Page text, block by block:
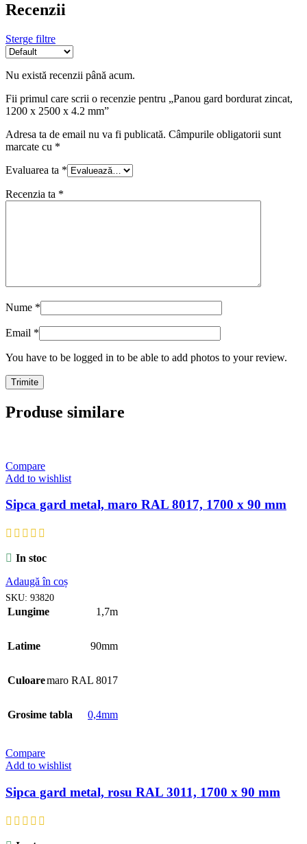
Recenzii
Sterge filtre
Nu există recenzii până acum.
Fii primul care scrii o recenzie pentru „Panou gard bordurat zincat,
1200 x 2500 x 4.2 mm”
Adresa ta de email nu va fi publicată. Câmpurile obligatorii sunt
marcate cu *
Evaluarea ta *
Recenzia ta *
Nume *
Email *
You have to be logged in to be able to add photos to your review.
Produse similare
Compare
Add to wishlist
Sipca gard metal, maro RAL 8017, 1700 x 90 mm
In stoc
Adaugă în coș
SKU: 93820
Lungime 1,7m
Latime 90mm
Culoaremaro RAL 8017
Grosime tabla 0,4mm
Compare
Add to wishlist
Sipca gard metal, rosu RAL 3011, 1700 x 90 mm